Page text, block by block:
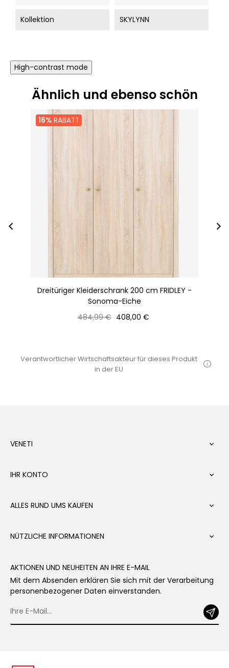
Kollektion SKYLYNN
High-contrast mode
Ähnlich und ebenso schön
16% RABATT
Dreitüriger Kleiderschrank 200 cm FRIDLEY -
Sonoma-Eiche
Normaler
484,99 € Preis
408,00 €
Verantwortlicher Wirtschaftsakteur für dieses Produkt
in der EU
VENETI 
IHR KONTO 
ALLES RUND UMS KAUFEN 
NÜTZLICHE INFORMATIONEN 
AKTIONEN UND NEUHEITEN AN IHRE E-MAIL
Mit dem Absenden erklären Sie sich mit der Verarbeitung
personenbezogener Daten einverstanden.